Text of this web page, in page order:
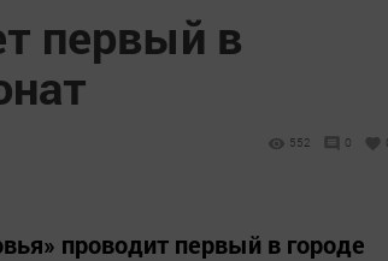
первый в
552 0
проводит первый в городе